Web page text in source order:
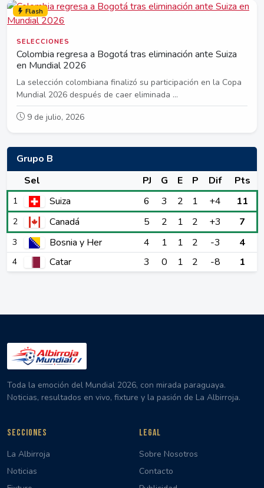
Flash
SELECCIONES
Colombia regresa a Bogotá tras eliminación ante Suiza
en Mundial 2026
La selección colombiana finalizó su participación en la Copa
Mundial 2026 después de caer eliminada ...
9 de julio, 2026
Grupo B
Sel
PJ G E P Dif Pts
1 Suiza 6 3 2 1 +4 11
2 Canadá 5 2 1 2 +3 7
3 Bosnia y Her 4 1 1 2 -3 4
4 Catar 3 0 1 2 -8 1
Toda la emoción del Mundial 2026, con mirada paraguaya.
Noticias, resultados en vivo, fixture y la pasión de La Albirroja.
SECCIONES
La Albirroja
Noticias
LEGAL
Sobre Nosotros
Contacto